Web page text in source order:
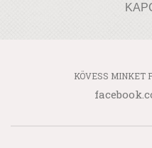
KÖVESS MINKET